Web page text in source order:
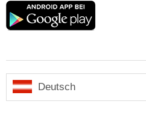
Google
Deutsch